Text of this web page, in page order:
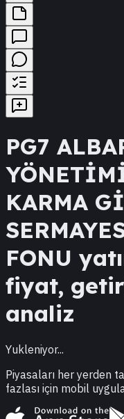
PG7
KARMA
FONU
fiyat,
analiz
Yukleniyor...
Piyasaları her yerden
fazlası için mobil